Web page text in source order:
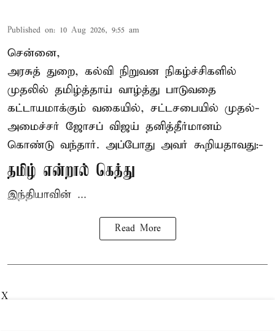
Published on: 10 Aug 2026, 9:55 am
சென்னை,
அரசுத் துறை, கல்வி நிறுவன நிகழ்ச்சிகளில்
முதலில் தமிழ்த்தாய் வாழ்த்து பாடுவதை
கட்டாயமாக்கும் வகையில், சட்டசபையில் முதல்-
அமைச்சர் ஜோசப் விஜய் தனித்தீர்மானம்
கொண்டு வந்தார். அப்போது அவர் கூறியதாவது:-
தமிழ் என்றால் கெத்து
இந்தியாவின் ...
Read More
X